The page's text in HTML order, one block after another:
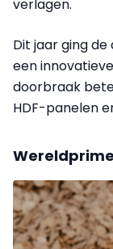
verlagen.
Dit jaar ging de
een
doorbraak
HDF-panelen